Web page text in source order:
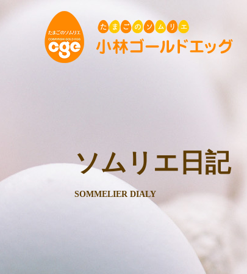
ソムリエ日記
SOMMELIER DIALY